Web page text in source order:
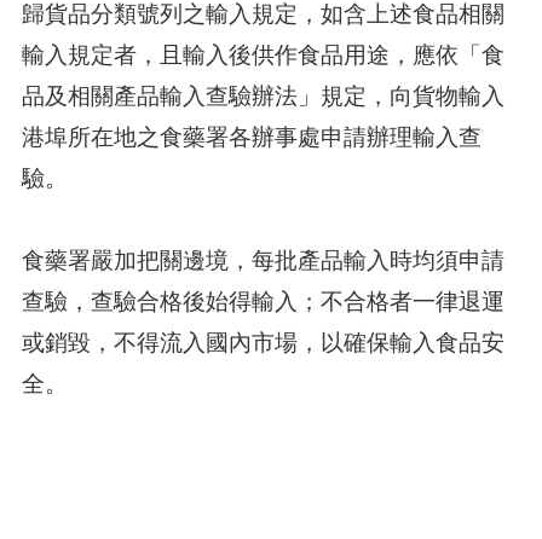
歸貨品分類號列之輸入規定，如含上述食品相關
輸入規定者，且輸入後供作食品用途，應依「食
品及相關產品輸入查驗辦法」規定，向貨物輸入
港埠所在地之食藥署各辦事處申請辦理輸入查
驗。
食藥署嚴加把關邊境，每批產品輸入時均須申請
查驗，查驗合格後始得輸入；不合格者一律退運
或銷毀，不得流入國內市場，以確保輸入食品安
全。